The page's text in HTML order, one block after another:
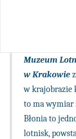
Muzeum
w Krakowie
w krajobrazie
to ma wymiar
Błonia to
lotnisk,